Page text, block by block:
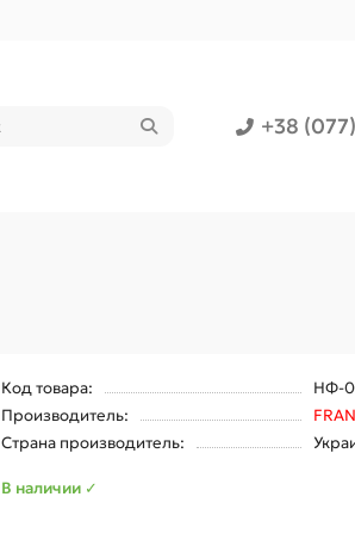
+38
Код товара:
НФ-
Производитель:
Страна производитель:
В наличии ✓